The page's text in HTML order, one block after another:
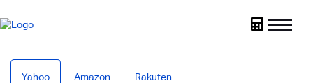
Yahoo Amazon Rakuten